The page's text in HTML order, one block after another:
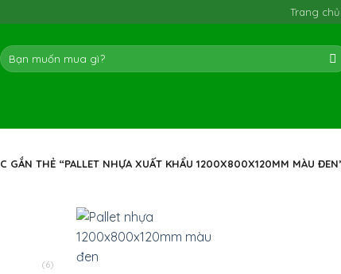
Trang chủ
Tìm
kiếm:
GẮN THẺ “PALLET NHỰA XUẤT KHẨU 1200X800X120MM MÀU
(6)